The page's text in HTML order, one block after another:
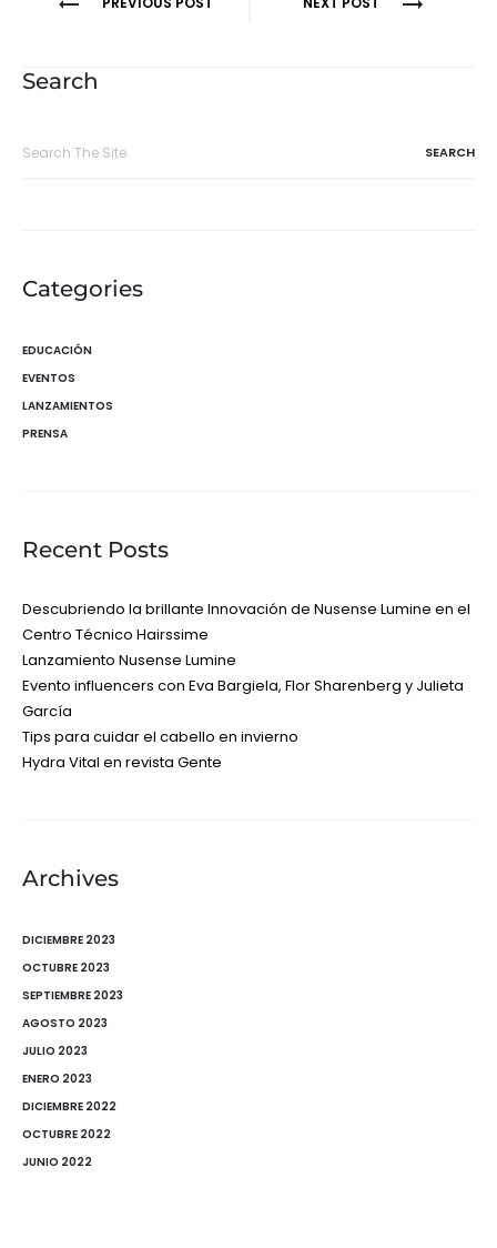
entradas
Search
Categories
EDUCACIÓN
EVENTOS
LANZAMIENTOS
PRENSA
Recent Posts
Descubriendo la brillante Innovación de Nusense Lumine en el
Centro Técnico Hairssime
Lanzamiento Nusense Lumine
Evento influencers con Eva Bargiela, Flor Sharenberg y Julieta
García
Tips para cuidar el cabello en invierno
Hydra Vital en revista Gente
Archives
DICIEMBRE 2023
OCTUBRE 2023
SEPTIEMBRE 2023
AGOSTO 2023
JULIO 2023
ENERO 2023
DICIEMBRE 2022
OCTUBRE 2022
JUNIO 2022